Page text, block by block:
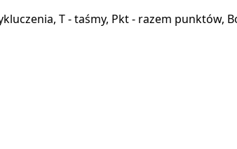
T - taśmy, Pkt - razem punktów,